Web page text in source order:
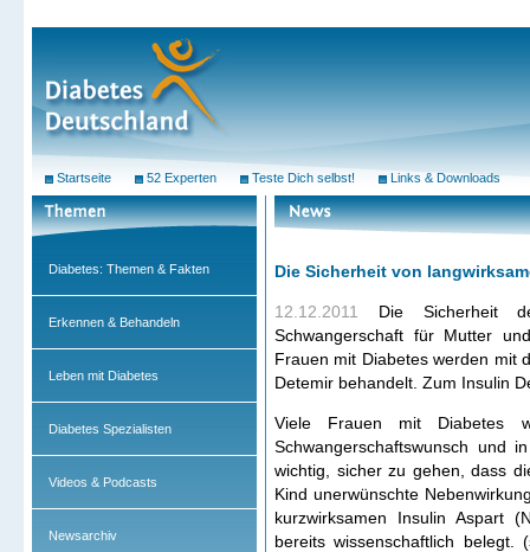
Die Sicherheit von
12.12.2011 Die Sicherheit
Schwangerschaft für Mutter
Frauen mit Diabetes werden mit
Detemir behandelt. Zum Insulin
Viele Frauen mit Diabetes
Schwangerschaftswunsch und
wichtig, sicher zu gehen, dass
Kind unerwünschte
kurzwirksamen Insulin Aspart
bereits wissenschaftlich belegt.
Diabetes: Themen & Fakten
Erkennen & Behandeln
Leben mit Diabetes
Diabetes Spezialisten
Videos & Podcasts
Newsarchiv
Startseite 52 Experten Teste Dich selbst! Links & Downloads